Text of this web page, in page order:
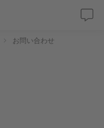
お問い合わせ